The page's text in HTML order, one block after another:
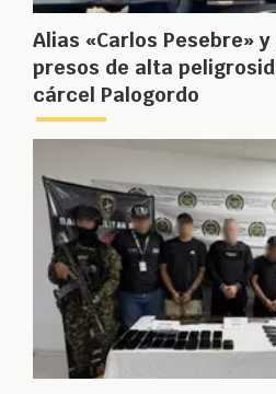
Alias «Carlos Pesebre»
presos de alta
cárcel Palogordo